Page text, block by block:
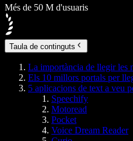
Més de 50 M d'usuaris
Taula de continguts
La importància de llegir les
Els 10 millors portals per
5 aplicacions de text a veu
Speechify
Motoread
Pocket
Voice Dream Reader